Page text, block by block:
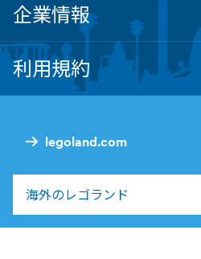
legoland.com
海外のレゴランド
企業情報
利用規約